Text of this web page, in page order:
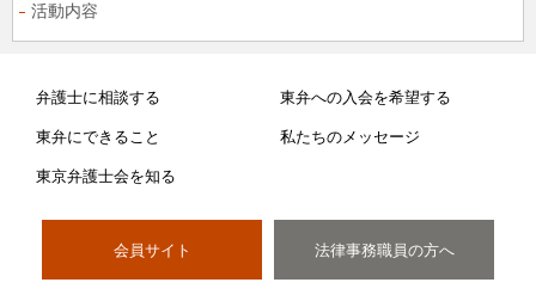
活動内容
弁護士に相談する 東弁への入会を希望する
東弁にできること 私たちのメッセージ
東京弁護士会を知る
会員サイト 法律事務職員の方へ